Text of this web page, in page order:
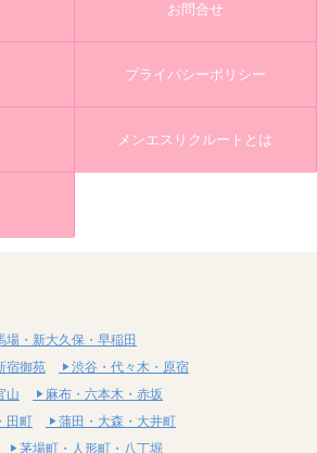
お問合せ
プライバシーポリシー
メンエスリクルートとは
場・新大久保・早稲田
宿御苑
渋谷・代々木・原宿
山
麻布・六本木・赤坂
田町
蒲田・大森・大井町
茅場町・人形町・八丁堀